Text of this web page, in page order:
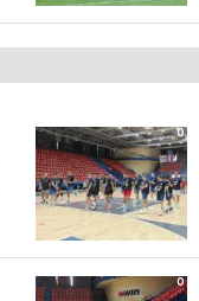
0
0